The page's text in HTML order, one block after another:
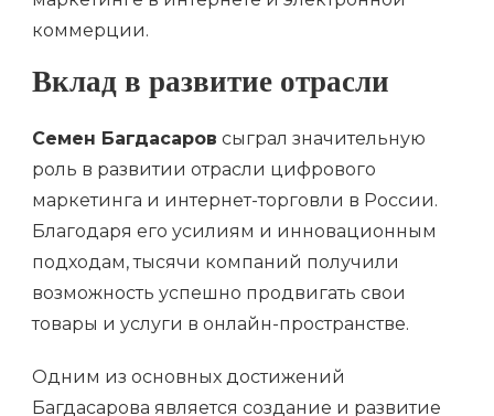
коммерции.
Вклад в развитие отрасли
Семен Багдасаров сыграл значительную
роль в развитии отрасли цифрового
маркетинга и интернет-торговли в России.
Благодаря его усилиям и инновационным
подходам, тысячи компаний получили
возможность успешно продвигать свои
товары и услуги в онлайн-пространстве.
Одним из основных достижений
Багдасарова является создание и развитие